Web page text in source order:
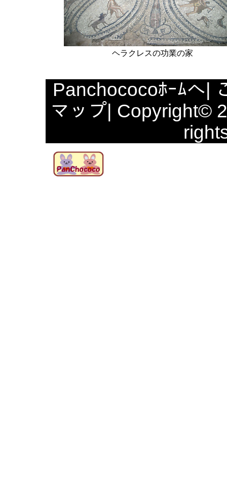
ヘラクレスの功業の家
Panchococoﾎｰﾑへ
マップ | Copyright©